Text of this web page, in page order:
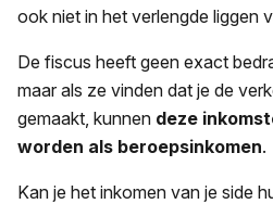
ook niet in het verlengde liggen
De fiscus heeft geen exact
maar als ze vinden dat je de
gemaakt, kunnen deze
worden als beroepsinkomen.
Kan je het inkomen van je side